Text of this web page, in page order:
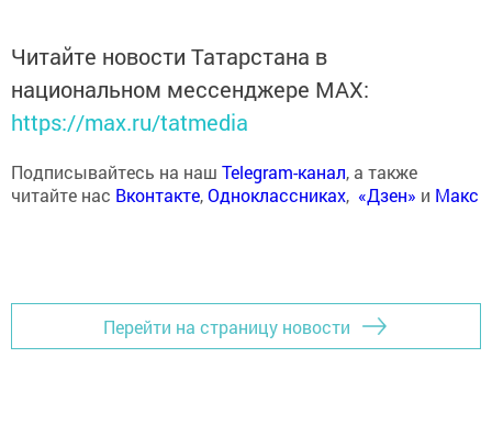
Читайте новости Татарстана в
национальном мессенджере MАХ:
https://max.ru/tatmedia
Подписывайтесь на наш Telegram-канал, а также
читайте нас Вконтакте,Одноклассниках, «Дзен» и Макс
Перейти на страницу новости